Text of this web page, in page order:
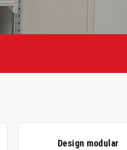
Design modular